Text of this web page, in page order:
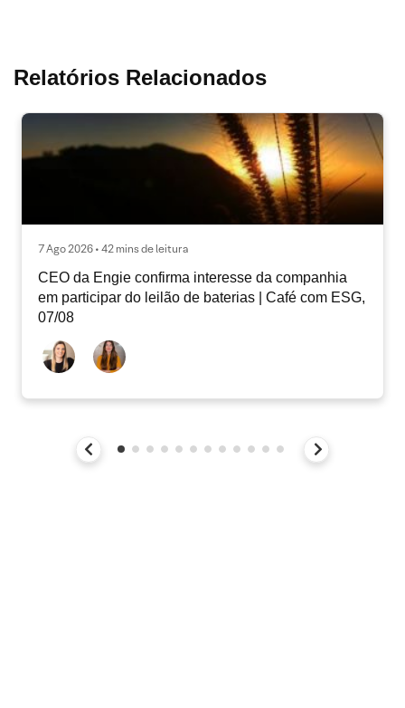
Relatórios Relacionados
7 Ago 2026 • 42 mins de leitura
CEO da Engie confirma interesse da companhia
em participar do leilão de baterias | Café com ESG,
07/08